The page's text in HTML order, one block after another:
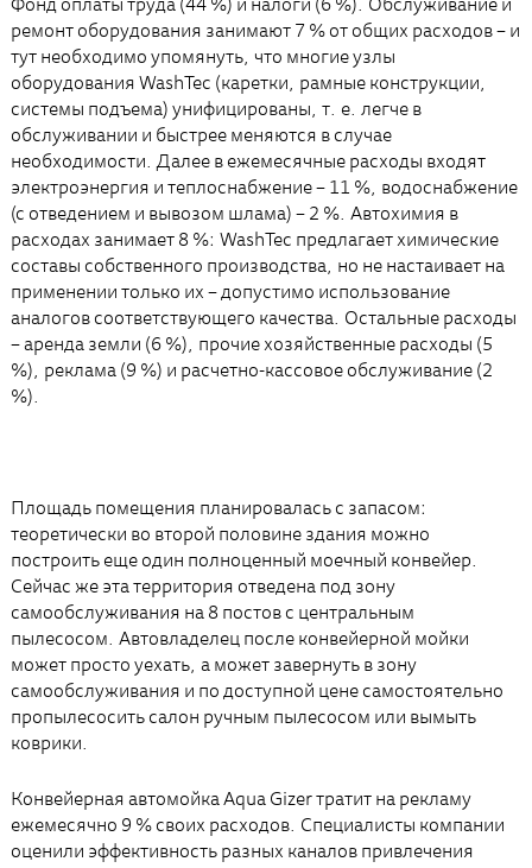
Фонд оплаты труда (44 %) и налоги (6 %). Обслуживание и
ремонт оборудования занимают 7 % от общих расходов – и
тут необходимо упомянуть, что многие узлы
оборудования WashTec (каретки, рамные конструкции,
системы подъема) унифицированы, т. е. легче в
обслуживании и быстрее меняются в случае
необходимости. Далее в ежемесячные расходы входят
электроэнергия и теплоснабжение – 11 %, водоснабжение
(с отведением и вывозом шлама) – 2 %. Автохимия в
расходах занимает 8 %: WashTec предлагает химические
составы собственного производства, но не настаивает на
применении только их – допустимо использование
аналогов соответствующего качества. Остальные расходы
– аренда земли (6 %), прочие хозяйственные расходы (5
%), реклама (9 %) и расчетно-кассовое обслуживание (2
%).
Площадь помещения планировалась с запасом:
теоретически во второй половине здания можно
построить еще один полноценный моечный конвейер.
Сейчас же эта территория отведена под зону
самообслуживания на 8 постов с центральным
пылесосом. Автовладелец после конвейерной мойки
может просто уехать, а может завернуть в зону
самообслуживания и по доступной цене самостоятельно
пропылесосить салон ручным пылесосом или вымыть
коврики.
Конвейерная автомойка Aqua Gizer тратит на рекламу
ежемесячно 9 % своих расходов. Специалисты компании
оценили эффективность разных каналов привлечения